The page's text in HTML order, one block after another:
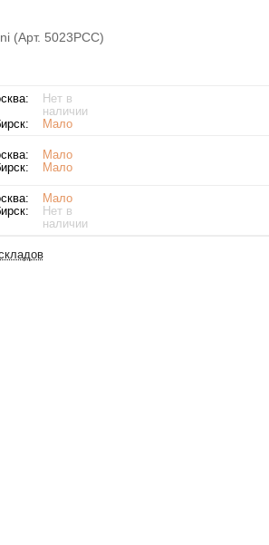
(Арт. 5023PCC)
Нет в
наличии
Мало
Мало
Мало
Мало
Нет в
наличии